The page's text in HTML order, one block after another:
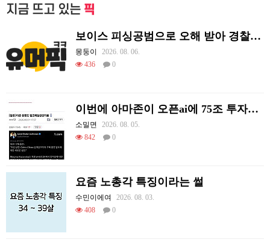
지금 뜨고 있는 픽
보이스 피싱공범으로 오해 받아 경찰이 쫓아왔던 썰.
몽둥이
2026. 08. 06.
436
0
이번에 아마존이 오픈ai에 75조 투자한 이유
소밀면
2026. 08. 05.
842
0
요즘 노총각 특징이라는 썰
수민이에여
2026. 08. 03.
408
0